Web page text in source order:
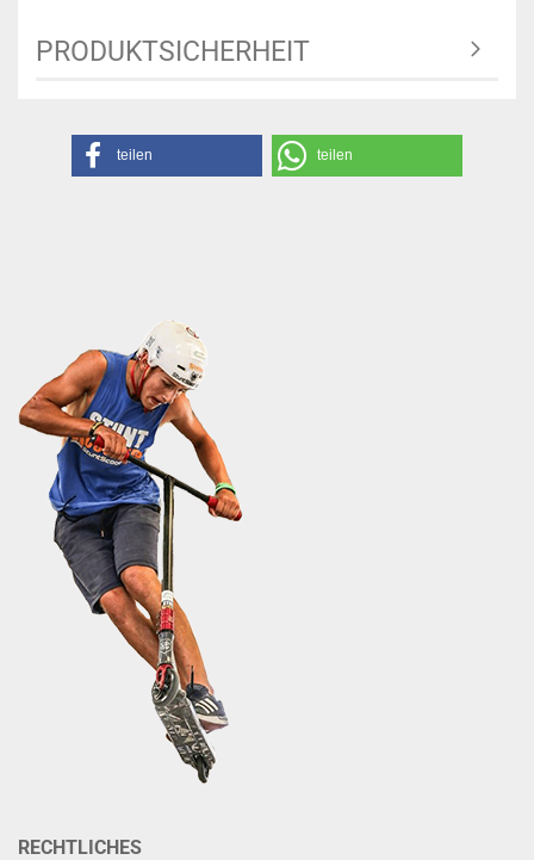
PRODUKTSICHERHEIT
teilen teilen
RECHTLICHES